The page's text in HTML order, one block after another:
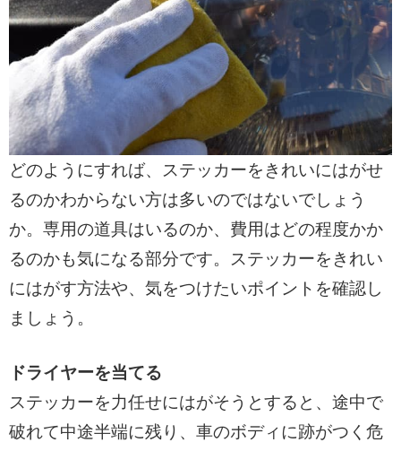
どのようにすれば、ステッカーをきれいにはがせ
るのかわからない方は多いのではないでしょう
か。専用の道具はいるのか、費用はどの程度かか
るのかも気になる部分です。ステッカーをきれい
にはがす方法や、気をつけたいポイントを確認し
ましょう。
ドライヤーを当てる
ステッカーを力任せにはがそうとすると、途中で
破れて中途半端に残り、車のボディに跡がつく危